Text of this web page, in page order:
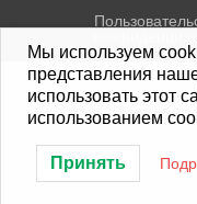
Мы используем
представления
использовать этот
использованием
Принять